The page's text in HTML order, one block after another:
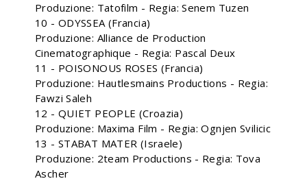
Produzione: Tatofilm - Regia: Senem Tuzen
10 - ODYSSEA (Francia)
Produzione: Alliance de Production
Cinematographique - Regia: Pascal Deux
11 - POISONOUS ROSES (Francia)
Produzione: Hautlesmains Productions - Regia:
Fawzi Saleh
12 - QUIET PEOPLE (Croazia)
Produzione: Maxima Film - Regia: Ognjen Svilicic
13 - STABAT MATER (Israele)
Produzione: 2team Productions - Regia: Tova
Ascher